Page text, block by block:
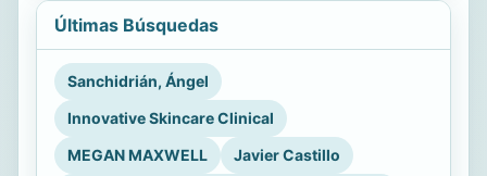
Últimas Búsquedas
Sanchidrián, Ángel
Innovative Skincare Clinical
MEGAN MAXWELL
Javier Castillo